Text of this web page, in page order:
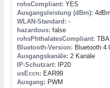
rohsCompliant: YES
Ausgangsleistung (dBm):
WLAN-Standard: -
hazardous: false
rohsPhthalatesCompliant: TBA
Bluetooth-Version: Bluetooth
Ausgangskanäle: 2 Kanäle
IP-Schutzart: IP20
usEccn: EAR99
Ausgang: PWM